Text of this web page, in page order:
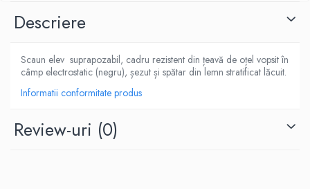
MARKERE CU VOPSEA
MARKERE PERMANENTE
TEXTMARKERE
CREIOANE MECANICE & REZERVE
INSTRUMENTE PENTRU CORECTURA
RIGLE
Descriere
Scaun elev suprapozabil, cadru rezistent din țeavă de oțel vopsit în
câmp electrostatic (negru), șezut și spătar din lemn stratificat lăcuit.
Informatii conformitate produs
Review-uri (0)